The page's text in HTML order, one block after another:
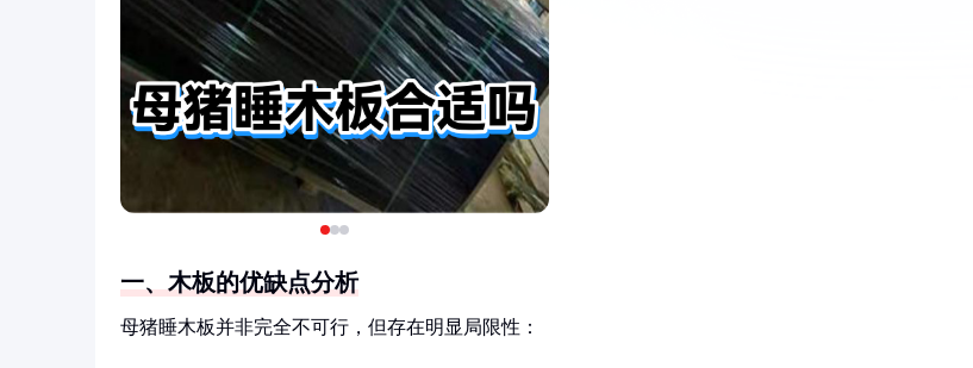
一、木板的优缺点分析
母猪睡木板并非完全不可行，但存在明显局限性：